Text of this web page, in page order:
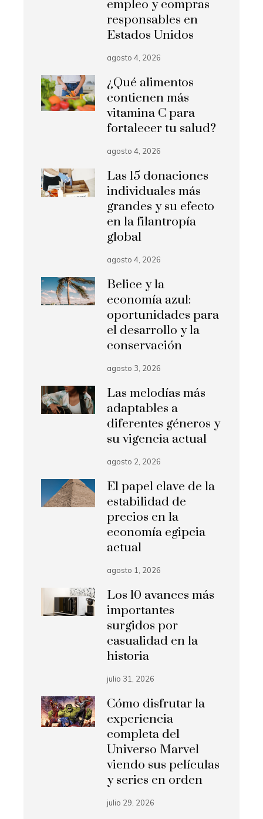
empleo y compras
responsables en
Estados Unidos
agosto 4, 2026
¿Qué alimentos
contienen más
vitamina C para
fortalecer tu salud?
agosto 4, 2026
Las 15 donaciones
individuales más
grandes y su efecto
en la filantropía
global
agosto 4, 2026
Belice y la
economía azul:
oportunidades para
el desarrollo y la
conservación
agosto 3, 2026
Las melodías más
adaptables a
diferentes géneros y
su vigencia actual
agosto 2, 2026
El papel clave de la
estabilidad de
precios en la
economía egipcia
actual
agosto 1, 2026
Los 10 avances más
importantes
surgidos por
casualidad en la
historia
julio 31, 2026
Cómo disfrutar la
experiencia
completa del
Universo Marvel
viendo sus películas
y series en orden
julio 29, 2026